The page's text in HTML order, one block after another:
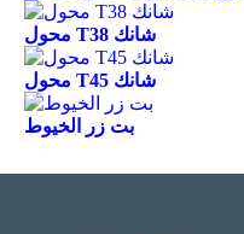
محول T38 شانك
محول T45 شانك
بت زر الخيوط